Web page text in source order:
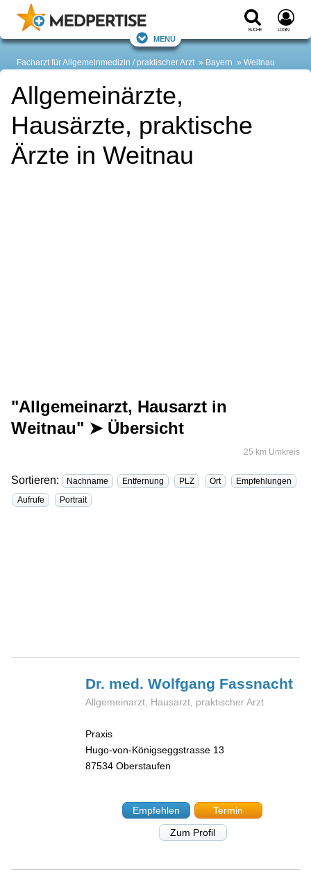
Suche Login
Menü
Facharzt für Allgemeinmedizin / praktischer Arzt Bayern Weitnau
Allgemeinärzte,
Hausärzte, praktische
Ärzte in Weitnau
"Allgemeinarzt, Hausarzt in
Weitnau" ➤ Übersicht
25 km Umkreis
Sortieren: Nachname Entfernung PLZ Ort
Empfehlungen
Aufrufe
Portrait
Dr. med. Wolfgang Fassnacht
Allgemeinarzt, Hausarzt, praktischer Arzt
Praxis
Hugo-von-Königseggstrasse 13
87534 Oberstaufen
Empfehlen
Termin
Zum Profil